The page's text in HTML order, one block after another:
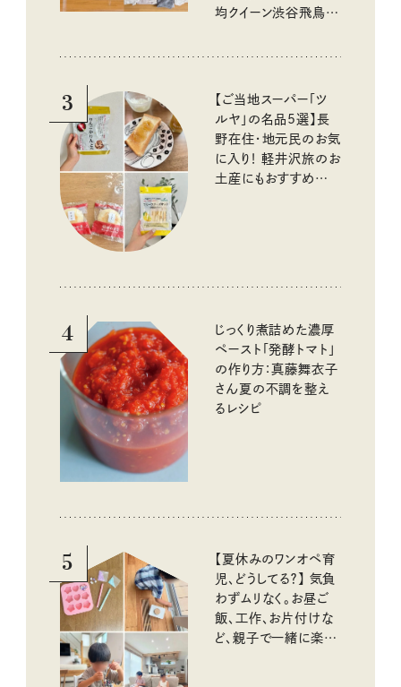
均クイーン渋谷飛鳥の
3
【ご当地スーパー「ツ
ルヤ」の名品5選】長
野在住・地元民のお気
に入り！ 軽井沢旅のお
土産にもおすすめのお
4
じっくり煮詰めた濃厚
ペースト「発酵トマト」
の作り方：真藤舞衣子
さん夏の不調を整え
るレシピ
5
【夏休みのワンオペ育
児、どうしてる？】 気負
わずムリなく。お昼ご
飯、工作、お片付けな
ど、親子で一緒に楽し